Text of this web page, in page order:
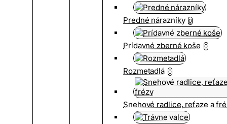
Predné nárazníky 0
Prídavné zberné koše 0
Rozmetadlá 0
Snehové radlice, reťaze a